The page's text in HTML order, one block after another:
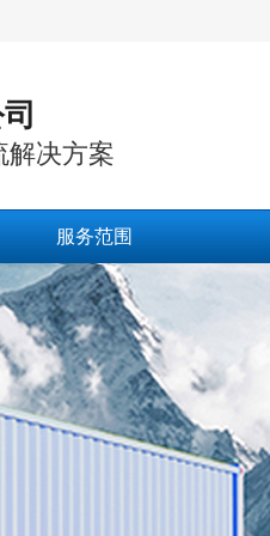
解决方案
服务范围